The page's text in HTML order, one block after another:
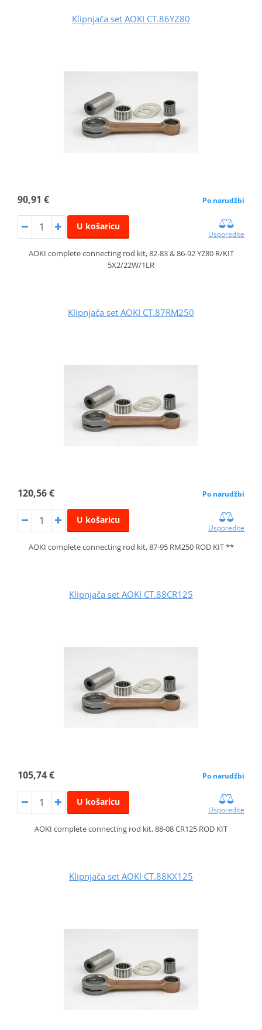
Klipnjača set AOKI CT.86YZ80
90,91 € Po narudžbi
U košaricu
Usporedite
AOKI complete connecting rod kit, 82-83 & 86-92 YZ80 R/KIT
5X2/22W/1LR
Klipnjača set AOKI CT.87RM250
120,56 € Po narudžbi
U košaricu
Usporedite
AOKI complete connecting rod kit, 87-95 RM250 ROD KIT **
Klipnjača set AOKI CT.88CR125
105,74 € Po narudžbi
U košaricu
Usporedite
AOKI complete connecting rod kit, 88-08 CR125 ROD KIT
Klipnjača set AOKI CT.88KX125